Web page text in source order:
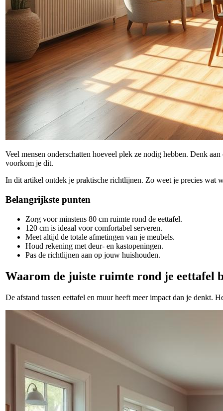
Veel mensen onderschatten hoeveel plek ze nodig hebben. Denk
voorkom je dit.
In dit artikel ontdek je praktische richtlijnen. Zo weet je precies wat
Belangrijkste punten
Zorg voor minstens 80 cm ruimte rond de eettafel.
120 cm is ideaal voor comfortabel serveren.
Meet altijd de totale afmetingen van je meubels.
Houd rekening met deur- en kastopeningen.
Pas de richtlijnen aan op jouw huishouden.
Waarom de juiste ruimte rond je eettafel
De afstand tussen eettafel en muur heeft meer impact dan je denkt.